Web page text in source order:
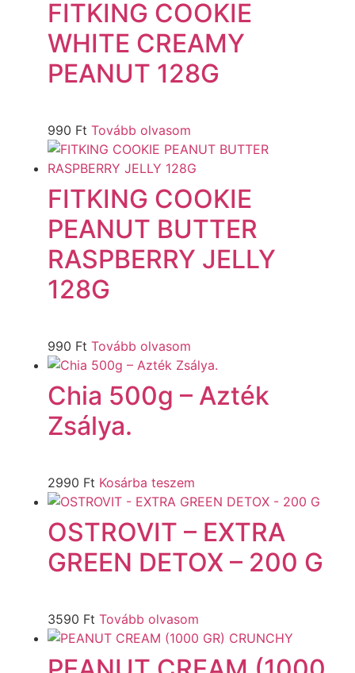
FITKING COOKIE
WHITE CREAMY
PEANUT 128G
990 Ft Tovább olvasom
FITKING COOKIE
PEANUT BUTTER
RASPBERRY JELLY
128G
990 Ft Tovább olvasom
Chia 500g – Azték
Zsálya.
2990 Ft Kosárba teszem
OSTROVIT – EXTRA
GREEN DETOX – 200 G
3590 Ft Tovább olvasom